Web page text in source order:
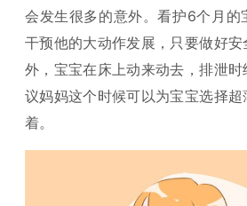
会发生很多的意外。看护6个月的
干预他的大动作发展，只要做好
外，宝宝在床上动来动去，排泄
议妈妈这个时候可以为宝宝选择
着。